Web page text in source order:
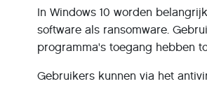
In Windows 10 worden
software als ransomware.
programma's toegang hebben
Gebruikers kunnen via het